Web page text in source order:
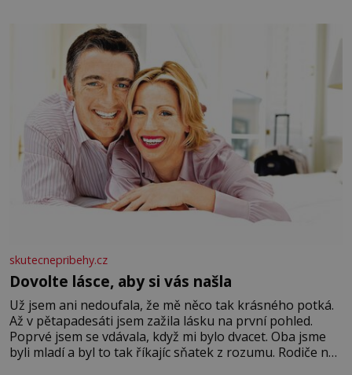
se na koloběžce a den zakončit poznáváním památek ve
Velkých Losinách nebo v termálním
skutecnepribehy.cz
Dovolte lásce, aby si vás našla
Už jsem ani nedoufala, že mě něco tak krásného potká.
Až v pětapadesáti jsem zažila lásku na první pohled.
Poprvé jsem se vdávala, když mi bylo dvacet. Oba jsme
byli mladí a byl to tak říkajíc sňatek z rozumu. Rodiče nás